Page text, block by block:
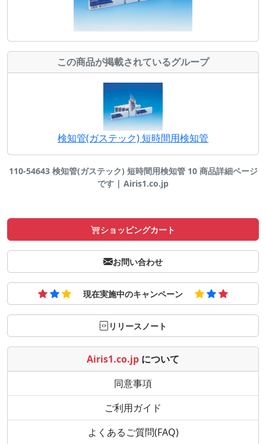
この商品が掲載されているグループ
検知管(ガステック) 短時間用検知管
110-54643 検知管(ガステック) 短時間用検知管 10 商品詳細ページ
です | Airis1.co.jp
ショッピングカート
お問い合わせ
現在実施中のキャンペーン
リリースノート
Airis1.co.jp について
同意事項
ご利用ガイド
よくあるご質問(FAQ)